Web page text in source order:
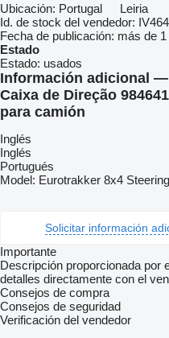
Ubicación: Portugal
Leiria
Id. de stock del vendedor:
Fecha de publicación: más de
Estado
Estado: usados
Información adicional —
Caixa de Direção
para camión
Inglés
Inglés
Portugués
Model: Eurotrakker 8x4
Solicitar información
Importante
Descripción proporcionada por
detalles directamente con el
Consejos de compra
Consejos de seguridad
Verificación del vendedor